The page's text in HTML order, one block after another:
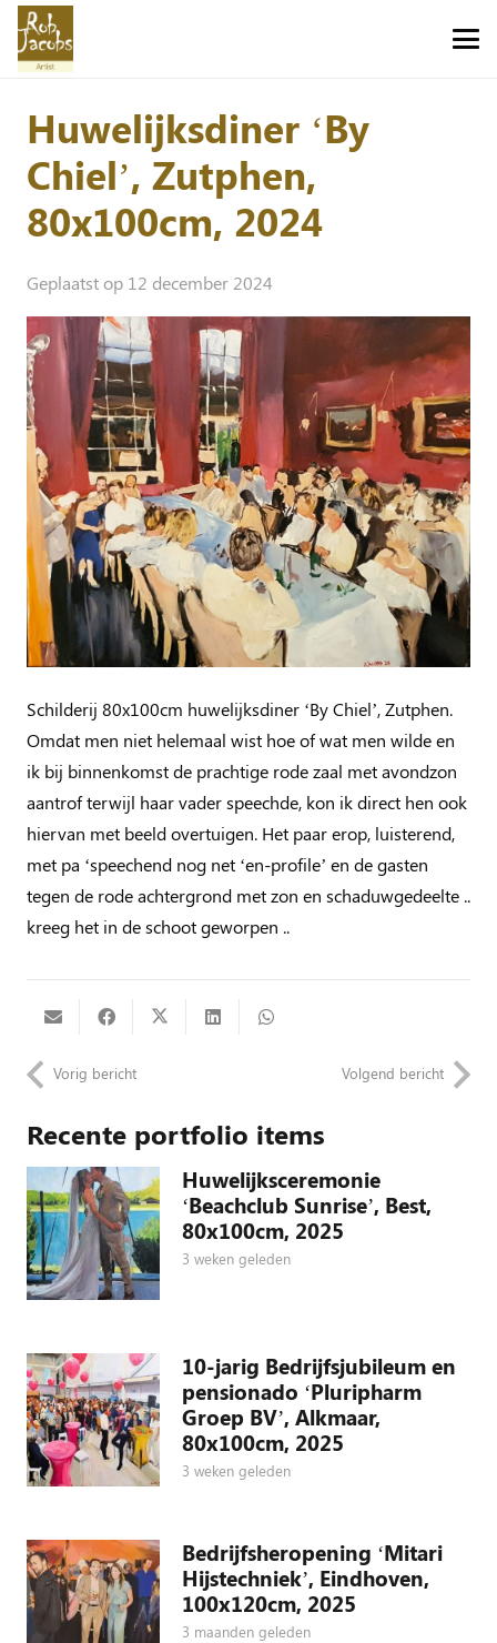
Huwelijksdiner ‘By
Chiel’, Zutphen,
80x100cm, 2024
Geplaatst op 12 december 2024
Schilderij 80x100cm huwelijksdiner ‘By Chiel’, Zutphen.
Omdat men niet helemaal wist hoe of wat men wilde en
ik bij binnenkomst de prachtige rode zaal met avondzon
aantrof terwijl haar vader speechde, kon ik direct hen ook
hiervan met beeld overtuigen. Het paar erop, luisterend,
met pa ‘speechend nog net ‘en-profile’ en de gasten
tegen de rode achtergrond met zon en schaduwgedeelte ..
kreeg het in de schoot geworpen ..
Vorig bericht Volgend bericht
Recente portfolio items
Huwelijksceremonie
‘Beachclub Sunrise’, Best,
80x100cm, 2025
3 weken geleden
10-jarig Bedrijfsjubileum en
pensionado ‘Pluripharm
Groep BV’, Alkmaar,
80x100cm, 2025
3 weken geleden
Bedrijfsheropening ‘Mitari
Hijstechniek’, Eindhoven,
100x120cm, 2025
3 maanden geleden